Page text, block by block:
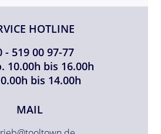
HOTLINE
- 519 00 97-77
10.00h bis 16.00h
bis 14.00h
MAIL